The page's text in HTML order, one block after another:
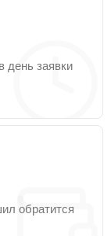
день заявки
обратится